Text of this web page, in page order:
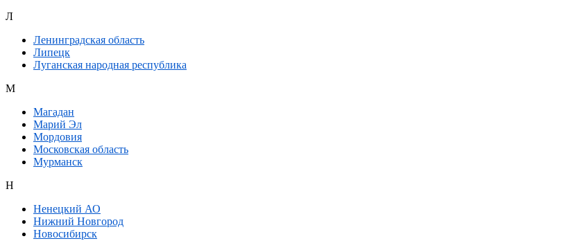
Л
Ленинградская область
Липецк
Луганская народная республика
М
Магадан
Марий Эл
Мордовия
Московская область
Мурманск
Н
Ненецкий АО
Нижний Новгород
Новосибирск